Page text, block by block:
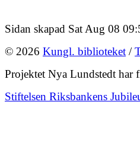
Sidan skapad Sat Aug 08
© 2026 Kungl. biblioteket /
Projektet Nya Lundstedt har
Stiftelsen Riksbankens